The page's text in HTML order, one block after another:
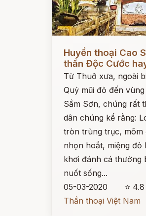
Đọc ngay
Huyền thoại Cao
thần Độc Cước
Từ Thuở xưa, ngoài
Quỷ mũi đỏ đến
Sầm Sơn, chúng rất
dân chúng kể rằng:
tròn trùng trục, mõm
nhọn hoắt, miệng đỏ
khơi đánh cá thường
nuốt sống...
05-03-2020
⭐ 4.8
Thần thoại Việt Nam